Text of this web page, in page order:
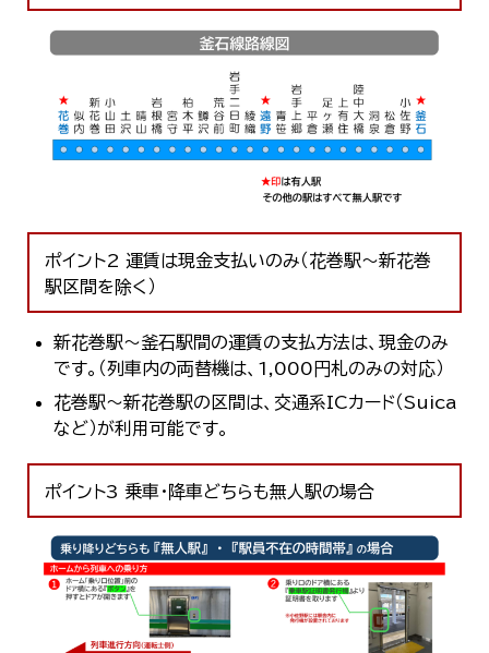
ポイント2 運賃は現金支払いのみ（花巻駅～新花巻
駅区間を除く）
新花巻駅～釜石駅間の運賃の支払方法は、現金のみ
です。（列車内の両替機は、1,000円札のみの対応）
花巻駅～新花巻駅の区間は、交通系ICカード（Suica
など）が利用可能です。
ポイント3 乗車・降車どちらも無人駅の場合